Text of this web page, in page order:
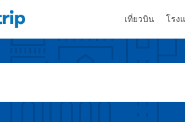
เที่ยวบิน โรง